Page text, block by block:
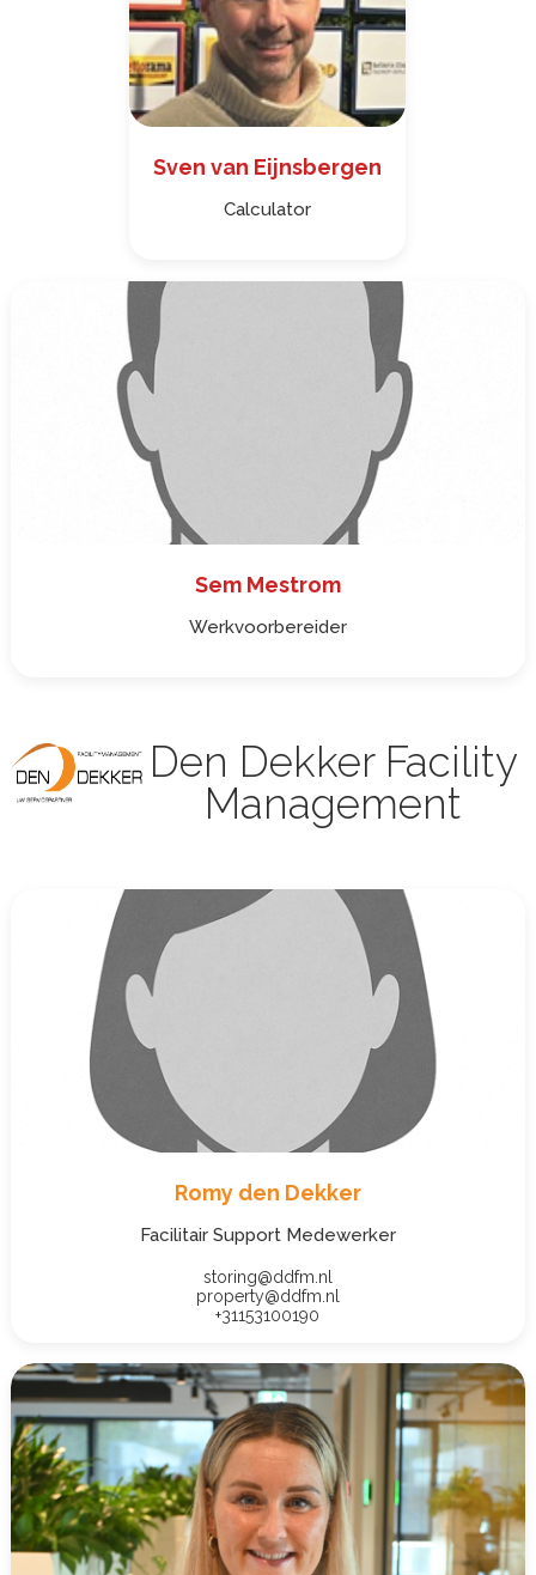
Sven van Eijnsbergen
Calculator
Sem Mestrom
Werkvoorbereider
Den Dekker Facility
Management
Romy den Dekker
Facilitair Support Medewerker
storing@ddfm.nl
property@ddfm.nl
+31153100190